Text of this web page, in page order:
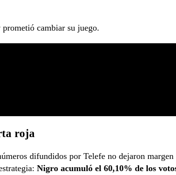
prometió cambiar su juego.
roja
difundidos por Telefe no dejaron margen
Nigro acumuló el 60,10% de los